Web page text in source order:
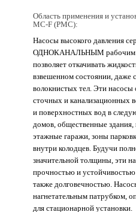
Область применения и
MC-F (PMC):
Насосы высокого давления
ОДНОКАНАЛЬНЫМ рабочим
позволяет откачивать
взвешенном состоянии, даже
волокнистых тел. Эти
сточных и канализационных
и поверхностных вод в
домов, общественные
этажные гаражи, зоны
внутри колодцев. Будучи
значительной толщины, эти
прочностью и
также долговечностью.
нагнетательным патрубком,
для стационарной установки.